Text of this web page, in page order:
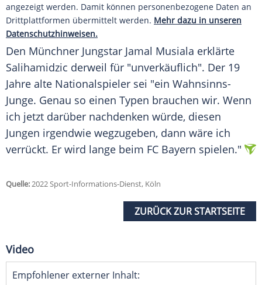
angezeigt werden. Damit können personenbezogene Daten an
Drittplattformen übermittelt werden. Mehr dazu in unseren
Datenschutzhinweisen.
Den Münchner Jungstar Jamal Musiala erklärte
Salihamidzic derweil für "unverkäuflich". Der 19
Jahre alte Nationalspieler sei "ein Wahnsinns-
Junge. Genau so einen Typen brauchen wir. Wenn
ich jetzt darüber nachdenken würde, diesen
Jungen irgendwie wegzugeben, dann wäre ich
verrückt. Er wird lange beim FC Bayern spielen."
Quelle:2022 Sport-Informations-Dienst, Köln
ZURÜCK ZUR STARTSEITE
Video
Empfohlener externer Inhalt: